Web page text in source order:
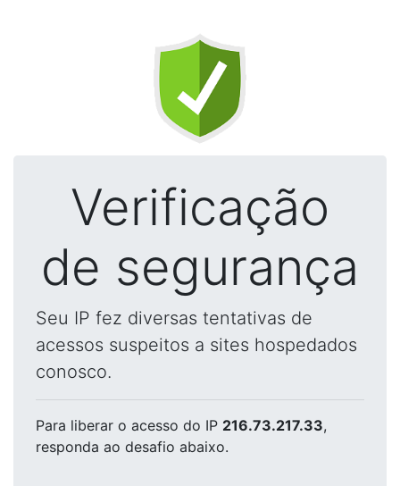
Verificação
de segurança
Seu IP fez diversas tentativas de
acessos suspeitos a sites hospedados
conosco.
Para liberar o acesso do IP 216.73.217.33,
responda ao desafio abaixo.